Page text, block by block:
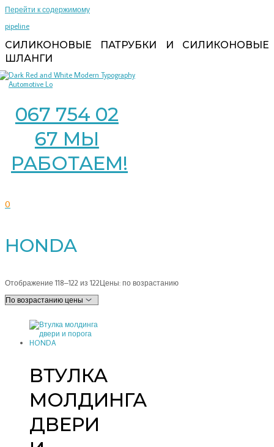
Перейти к содержимому
pipeline
СИЛИКОНОВЫЕ ПАТРУБКИ И СИЛИКОНОВЫЕ
ШЛАНГИ
067 754 02
67 МЫ
РАБОТАЕМ!
0
HONDA
Отображение 118–122 из 122Цены: по возрастанию
ВТУЛКА
МОЛДИНГА
ДВЕРИ